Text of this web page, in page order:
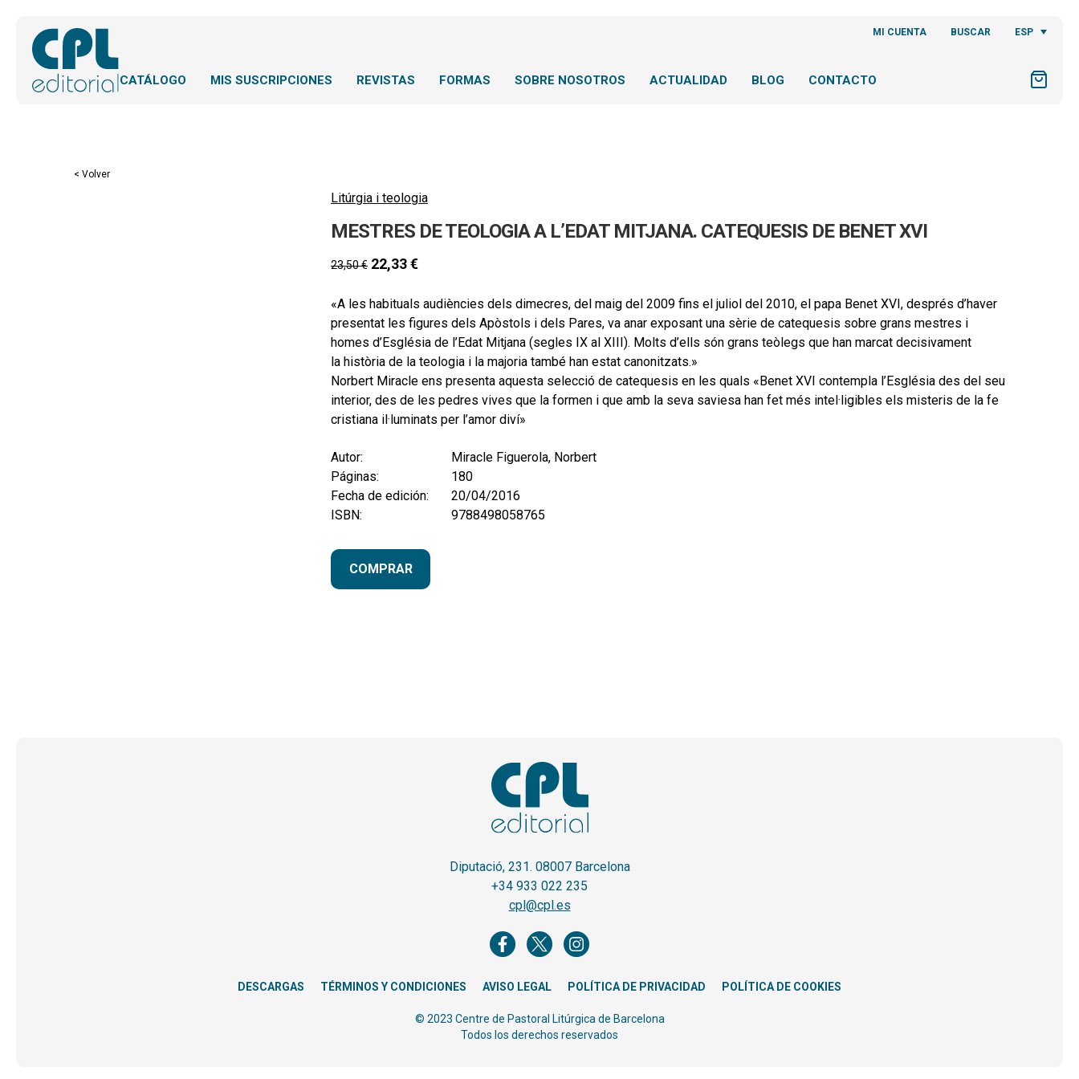
MI CUENTA BUSCAR ESP
CATÁLOGO MIS SUSCRIPCIONES REVISTAS FORMAS SOBRE NOSOTROS ACTUALIDAD BLOG CONTACTO
< Volver
Litúrgia i teologia
MESTRES DE TEOLOGIA A L’EDAT MITJANA. CATEQUESIS DE BENET XVI
23,50€ 22,33€
«A les habituals audiències dels dimecres, del maig del 2009 fins el juliol del 2010, el papa Benet XVI, després d’haver
presentat les figures dels Apòstols i dels Pares, va anar exposant una sèrie de catequesis sobre grans mestres i
homes d’Església de l’Edat Mitjana (segles IX al XIII). Molts d’ells són grans teòlegs que han marcat decisivament
la història de la teologia i la majoria també han estat canonitzats.»
Norbert Miracle ens presenta aquesta selecció de catequesis en les quals «Benet XVI contempla l’Església des del seu
interior, des de les pedres vives que la formen i que amb la seva saviesa han fet més intel·ligibles els misteris de la fe
cristiana il·luminats per l’amor diví»
Autor:
Miracle Figuerola, Norbert
Páginas:
180
Fecha de edición:
20/04/2016
ISBN:
9788498058765
COMPRAR
Diputació, 231. 08007 Barcelona
+34 933 022 235
cpl@cpl.es
DESCARGAS TÉRMINOS Y CONDICIONES AVISO LEGAL POLÍTICA DE PRIVACIDAD POLÍTICA DE COOKIES
© 2023 Centre de Pastoral Litúrgica de Barcelona
Todos los derechos reservados